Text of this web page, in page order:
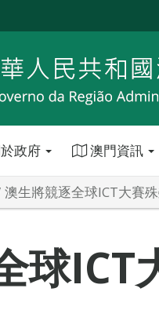
政府 澳門資訊
澳生將競逐全球ICT大賽
球ICT